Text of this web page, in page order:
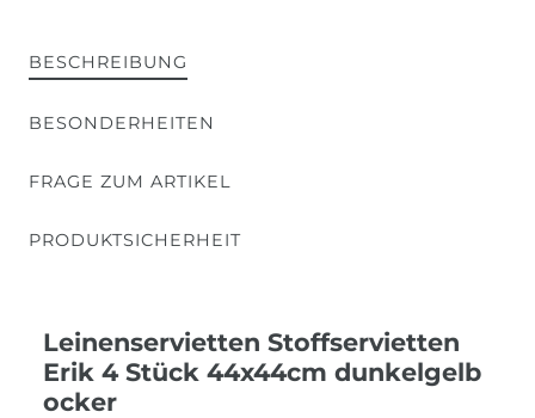
BESCHREIBUNG
BESONDERHEITEN
FRAGE ZUM ARTIKEL
PRODUKTSICHERHEIT
Leinenservietten Stoffservietten
Erik 4 Stück 44x44cm dunkelgelb
ocker